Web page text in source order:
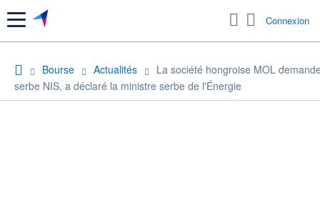
Menu Connexion
Bourse Actualités
La société hongroise MOL
serbe NIS, a déclaré la ministre serbe de l'Énergie